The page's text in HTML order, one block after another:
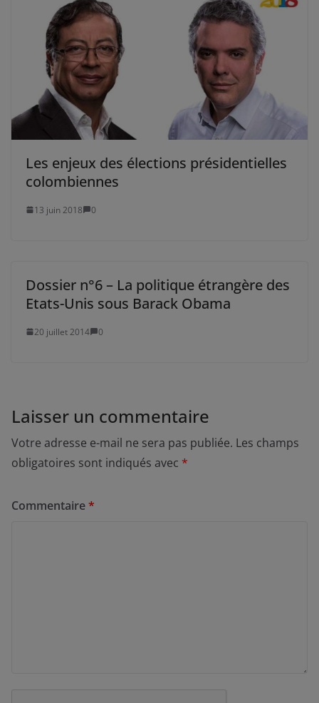
Les enjeux des élections présidentielles
colombiennes
13 juin 2018 0
Dossier n°6 – La politique étrangère des
Etats-Unis sous Barack Obama
20 juillet 2014 0
Laisser un commentaire
Votre adresse e-mail ne sera pas publiée. Les champs
obligatoires sont indiqués avec *
Commentaire*